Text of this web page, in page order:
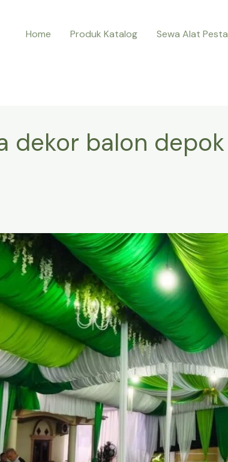
Home Produk Katalog Sewa Alat Pesta
dekor balon depok